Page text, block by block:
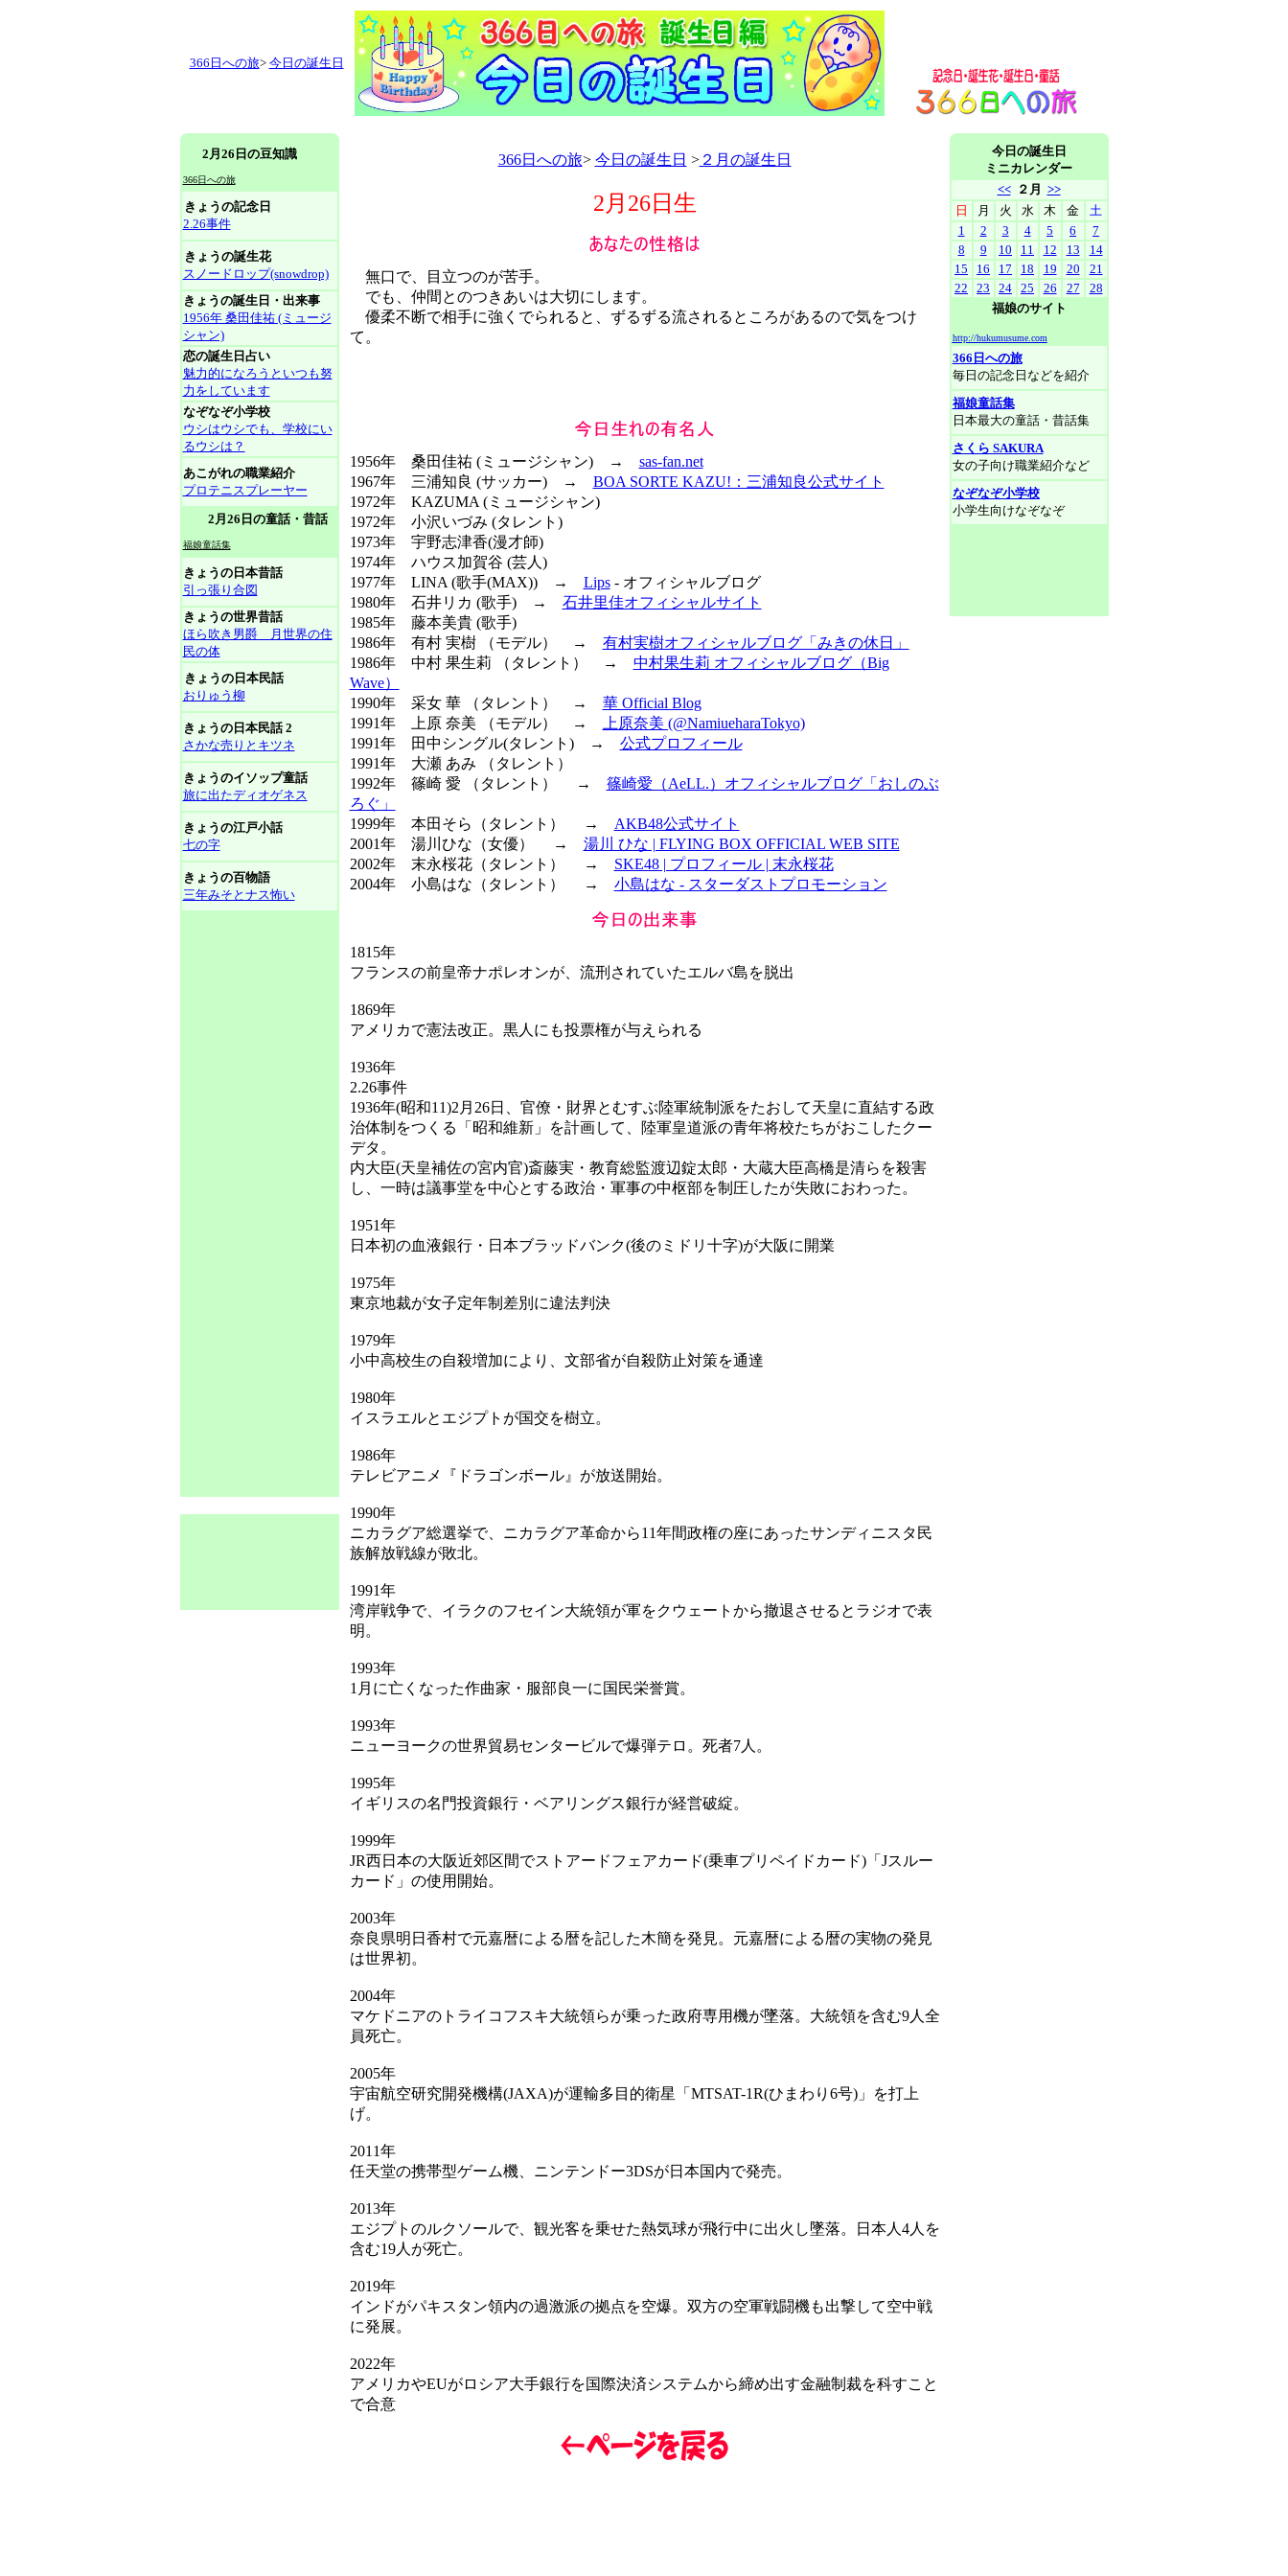
366日への旅> 今日の誕生日
2月26日の豆知識
366日への旅
きょうの記念日
2.26事件
きょうの誕生花
スノードロップ(snowdrop)
きょうの誕生日・出来事
1956年 桑田佳祐 (ミュージ
シャン)
恋の誕生日占い
魅力的になろうといつも努
力をしています
なぞなぞ小学校
ウシはウシでも、学校にい
るウシは？
あこがれの職業紹介
プロテニスプレーヤー
2月26日の童話・昔話
福娘童話集
きょうの日本昔話
引っ張り合図
きょうの世界昔話
ほら吹き男爵 月世界の住
民の体
きょうの日本民話
おりゅう柳
きょうの日本民話 2
さかな売りとキツネ
きょうのイソップ童話
旅に出たディオゲネス
きょうの江戸小話
七の字
きょうの百物語
三年みそとナス怖い
366日への旅> 今日の誕生日 >２月の誕生日
2月26日生
無口で、目立つのが苦手。
でも、仲間とのつきあいは大切にします。
優柔不断で相手に強くでられると、ずるずる流されるところがあるので気をつけ
て。
1956年 桑田佳祐 (ミュージシャン) → sas-fan.net
1967年 三浦知良 (サッカー) → BOA SORTE KAZU!：三浦知良公式サイト
1972年 KAZUMA (ミュージシャン)
1972年 小沢いづみ (タレント)
1973年 宇野志津香(漫才師)
1974年 ハウス加賀谷 (芸人)
1977年 LINA (歌手(MAX)) → Lips- オフィシャルブログ
1980年 石井リカ (歌手) → 石井里佳オフィシャルサイト
1985年 藤本美貴 (歌手)
1986年 有村 実樹 （モデル） → 有村実樹オフィシャルブログ「みきの休日」
1986年 中村 果生莉 （タレント） → 中村果生莉 オフィシャルブログ（Big
Wave）
1990年 采女 華 （タレント） → 華 Official Blog
1991年 上原 奈美 （モデル） →
上原奈美 (@NamiueharaTokyo)
1991年 田中シングル(タレント) → 公式プロフィール
1991年 大瀬 あみ （タレント）
1992年 篠崎 愛 （タレント） → 篠崎愛（AeLL.）オフィシャルブログ「おしのぶ
ろぐ」
1999年 本田そら（タレント） → AKB48公式サイト
2001年 湯川ひな（女優） → 湯川 ひな | FLYING BOX OFFICIAL WEB SITE
2002年 末永桜花（タレント） → SKE48 | プロフィール | 末永桜花
2004年 小島はな（タレント） → 小島はな - スターダストプロモーション
1815年
フランスの前皇帝ナポレオンが、流刑されていたエルバ島を脱出
1869年
アメリカで憲法改正。黒人にも投票権が与えられる
1936年
2.26事件
1936年(昭和11)2月26日、官僚・財界とむすぶ陸軍統制派をたおして天皇に直結する政
治体制をつくる「昭和維新」を計画して、陸軍皇道派の青年将校たちがおこしたクー
デタ。
内大臣(天皇補佐の宮内官)斎藤実・教育総監渡辺錠太郎・大蔵大臣高橋是清らを殺害
し、一時は議事堂を中心とする政治・軍事の中枢部を制圧したが失敗におわった。
1951年
日本初の血液銀行・日本ブラッドバンク(後のミドリ十字)が大阪に開業
1975年
東京地裁が女子定年制差別に違法判決
1979年
小中高校生の自殺増加により、文部省が自殺防止対策を通達
1980年
イスラエルとエジプトが国交を樹立。
1986年
テレビアニメ『ドラゴンボール』が放送開始。
1990年
ニカラグア総選挙で、ニカラグア革命から11年間政権の座にあったサンディニスタ民
族解放戦線が敗北。
1991年
湾岸戦争で、イラクのフセイン大統領が軍をクウェートから撤退させるとラジオで表
明。
1993年
1月に亡くなった作曲家・服部良一に国民栄誉賞。
1993年
ニューヨークの世界貿易センタービルで爆弾テロ。死者7人。
1995年
イギリスの名門投資銀行・ベアリングス銀行が経営破綻。
1999年
JR西日本の大阪近郊区間でストアードフェアカード(乗車プリペイドカード)「Jスルー
カード」の使用開始。
2003年
奈良県明日香村で元嘉暦による暦を記した木簡を発見。元嘉暦による暦の実物の発見
は世界初。
2004年
マケドニアのトライコフスキ大統領らが乗った政府専用機が墜落。大統領を含む9人全
員死亡。
2005年
宇宙航空研究開発機構(JAXA)が運輸多目的衛星「MTSAT-1R(ひまわり6号)」を打上
げ。
2011年
任天堂の携帯型ゲーム機、ニンテンドー3DSが日本国内で発売。
2013年
エジプトのルクソールで、観光客を乗せた熱気球が飛行中に出火し墜落。日本人4人を
含む19人が死亡。
2019年
インドがパキスタン領内の過激派の拠点を空爆。双方の空軍戦闘機も出撃して空中戦
に発展。
2022年
アメリカやEUがロシア大手銀行を国際決済システムから締め出す金融制裁を科すこと
で合意
今日の誕生日
ミニカレンダー
<<
２月 >>
日
月 火 水 木 金
土
1
2 3 4 5 6
7
8
9 10 11 12 13
14
15
16 17 18 19 20
21
22
23 24 25 26 27
28
福娘のサイト
http://hukumusume.com
366日への旅
毎日の記念日などを紹介
福娘童話集
日本最大の童話・昔話集
さくら SAKURA
女の子向け職業紹介など
なぞなぞ小学校
小学生向けなぞなぞ